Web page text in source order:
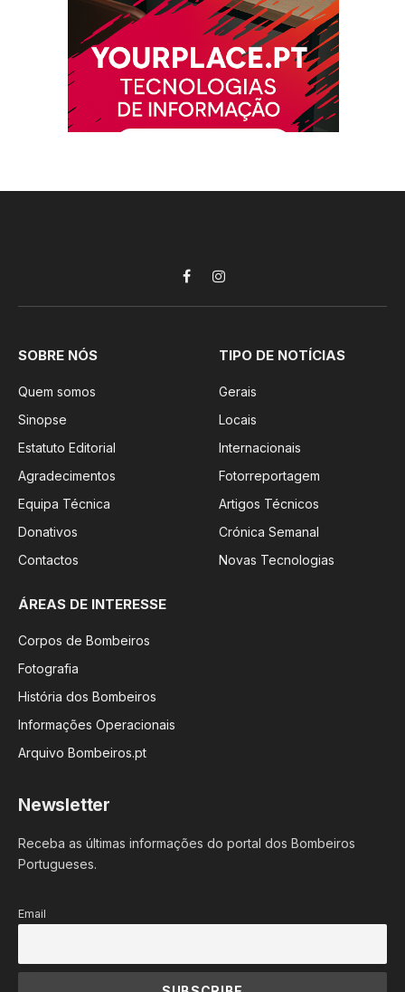
FacebookInstagram
SOBRE NÓS
Quem somos
Sinopse
Estatuto Editorial
Agradecimentos
Equipa Técnica
Donativos
Contactos
TIPO DE NOTÍCIAS
Gerais
Locais
Internacionais
Fotorreportagem
Artigos Técnicos
Crónica Semanal
Novas Tecnologias
ÁREAS DE INTERESSE
Corpos de Bombeiros
Fotografia
História dos Bombeiros
Informações Operacionais
Arquivo Bombeiros.pt
Newsletter
Receba as últimas informações do portal dos Bombeiros
Portugueses.
Email